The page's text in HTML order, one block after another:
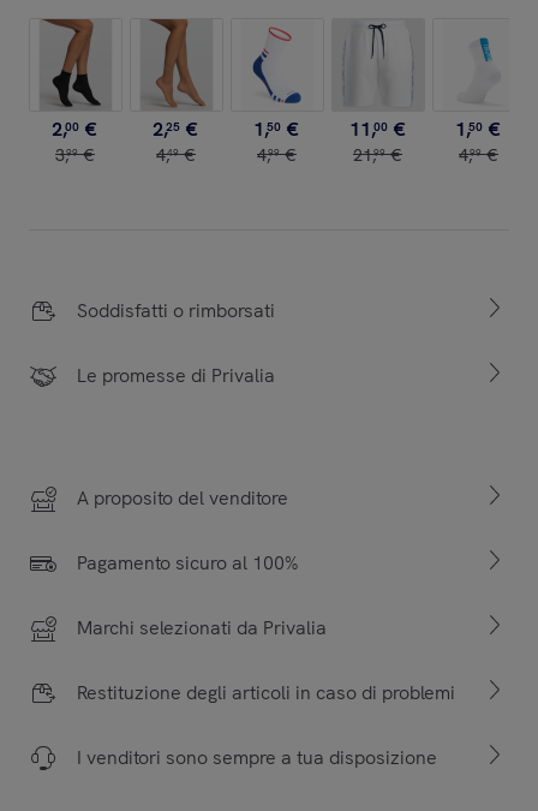
2,00 €
3,99 €
2,25 €
4,49 €
1,50 €
4,99 €
11,00 €
21,99 €
1,50 €
4,99 €
Soddisfatti o rimborsati
Le promesse di Privalia
A proposito del venditore
Pagamento sicuro al 100%
Marchi selezionati da Privalia
Restituzione degli articoli in caso di problemi
I venditori sono sempre a tua disposizione